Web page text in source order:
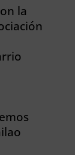
la